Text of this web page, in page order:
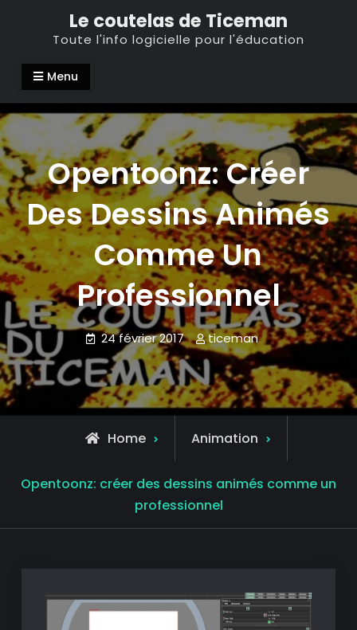
Le coutelas de Ticeman
Toute l'info logicielle pour l'éducation
Menu
Opentoonz: Créer
Des Dessins Animés
Comme Un
Professionnel
24 février 2017 ticeman
Home Animation
Opentoonz: créer des dessins animés comme un
professionnel